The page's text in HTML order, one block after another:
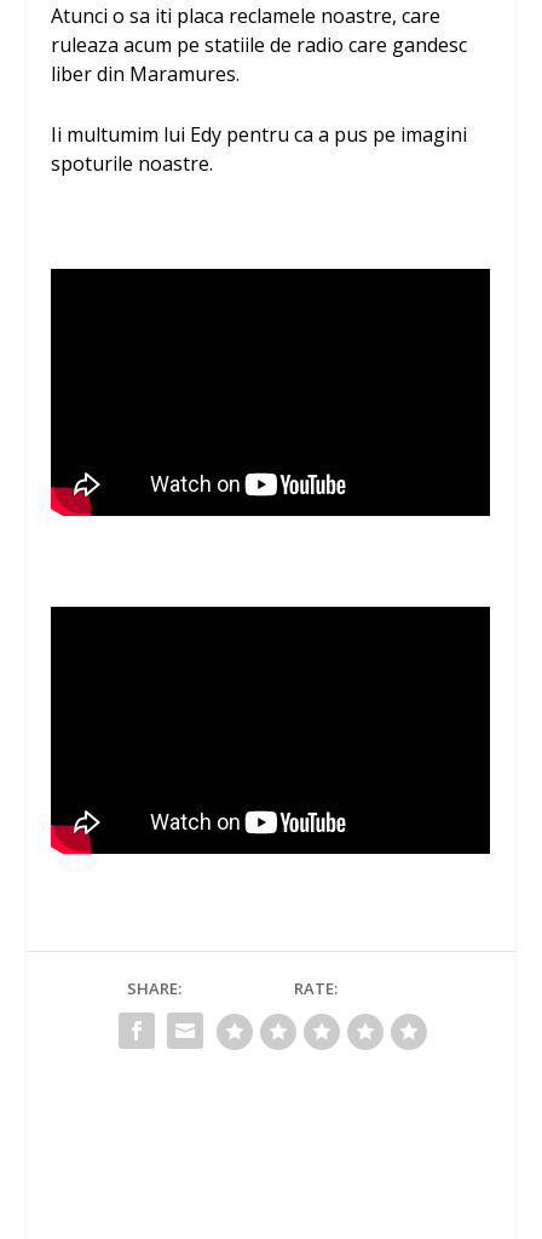
Atunci o sa iti placa reclamele noastre, care
ruleaza acum pe statiile de radio care gandesc
liber din Maramures.
Ii multumim lui Edy pentru ca a pus pe imagini
spoturile noastre.
SHARE: RATE: